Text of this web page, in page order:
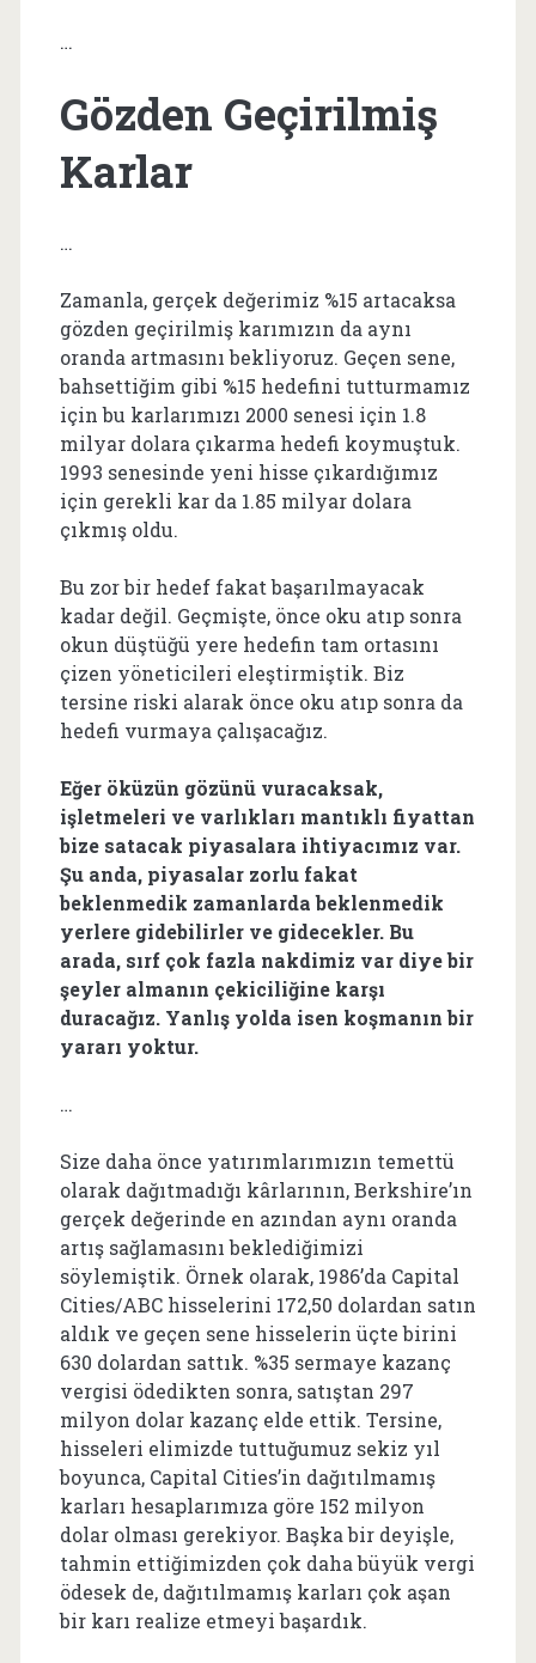
…
Gözden Geçirilmiş
Karlar
…
Zamanla, gerçek değerimiz %15 artacaksa
gözden geçirilmiş karımızın da aynı
oranda artmasını bekliyoruz. Geçen sene,
bahsettiğim gibi %15 hedefini tutturmamız
için bu karlarımızı 2000 senesi için 1.8
milyar dolara çıkarma hedefi koymuştuk.
1993 senesinde yeni hisse çıkardığımız
için gerekli kar da 1.85 milyar dolara
çıkmış oldu.
Bu zor bir hedef fakat başarılmayacak
kadar değil. Geçmişte, önce oku atıp sonra
okun düştüğü yere hedefin tam ortasını
çizen yöneticileri eleştirmiştik. Biz
tersine riski alarak önce oku atıp sonra da
hedefi vurmaya çalışacağız.
Eğer öküzün gözünü vuracaksak,
işletmeleri ve varlıkları mantıklı fiyattan
bize satacak piyasalara ihtiyacımız var.
Şu anda, piyasalar zorlu fakat
beklenmedik zamanlarda beklenmedik
yerlere gidebilirler ve gidecekler. Bu
arada, sırf çok fazla nakdimiz var diye bir
şeyler almanın çekiciliğine karşı
duracağız. Yanlış yolda isen koşmanın bir
yararı yoktur.
…
Size daha önce yatırımlarımızın temettü
olarak dağıtmadığı kârlarının, Berkshire’ın
gerçek değerinde en azından aynı oranda
artış sağlamasını beklediğimizi
söylemiştik. Örnek olarak, 1986’da Capital
Cities/ABC hisselerini 172,50 dolardan satın
aldık ve geçen sene hisselerin üçte birini
630 dolardan sattık. %35 sermaye kazanç
vergisi ödedikten sonra, satıştan 297
milyon dolar kazanç elde ettik. Tersine,
hisseleri elimizde tuttuğumuz sekiz yıl
boyunca, Capital Cities’in dağıtılmamış
karları hesaplarımıza göre 152 milyon
dolar olması gerekiyor. Başka bir deyişle,
tahmin ettiğimizden çok daha büyük vergi
ödesek de, dağıtılmamış karları çok aşan
bir karı realize etmeyi başardık.